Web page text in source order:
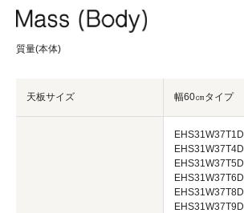
質量(本体)
天板サイズ 幅60㎝タイプ
EHS31W37T1D
EHS31W37T4D
EHS31W37T5D
EHS31W37T6D
EHS31W37T8D
EHS31W37T9D